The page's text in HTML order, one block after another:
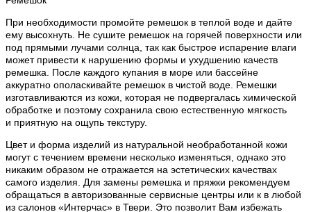
При необходимости промойте ремешок в теплой воде и дайте
ему высохнуть. Не сушите ремешок на горячей поверхности или
под прямыми лучами солнца, так как быстрое испарение влаги
может привести к нарушению формы и ухудшению качеств
ремешка. После каждого купания в море или бассейне
аккуратно ополаскивайте ремешок в чистой воде. Ремешки
изготавливаются из кожи, которая не подвергалась химической
обработке и поэтому сохранила свою естественную мягкость
и приятную на ощупь текстуру.
Цвет и форма изделий из натуральной необработанной кожи
могут с течением времени несколько изменяться, однако это
никаким образом не отражается на эстетических качествах
самого изделия. Для замены ремешка и пряжки рекомендуем
обращаться в авторизованные сервисные центры или к в любой
из салонов «Интерчас» в Твери. Это позволит Вам избежать